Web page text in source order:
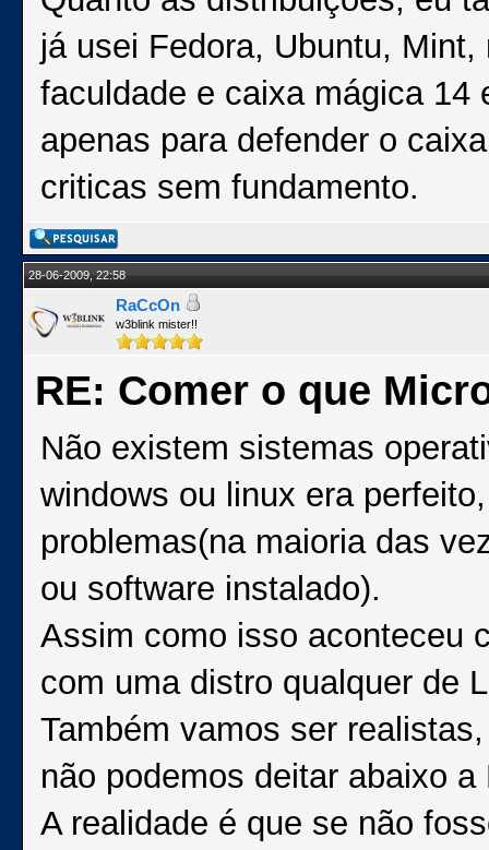
já usei Fedora, Ubuntu,
faculdade e caixa mágica 14
apenas para defender o
criticas sem fundamento.
28-06-2009, 22:58
RaCcOn
w3blink mister!!
RE: Comer o que
Não existem sistemas
windows ou linux era
problemas(na maioria das
ou software instalado).
Assim como isso aconteceu
com uma distro qualquer de
Também vamos ser
não podemos deitar abaixo
A realidade é que se não